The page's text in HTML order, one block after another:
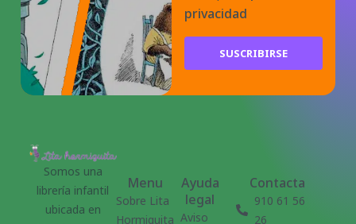
privacidad
SUSCRIBIRSE
Somos una
librería infantil
ubicada en
Menu
Sobre Lita
Hormiguita
Ayuda
legal
Aviso
Contacta
910 61 56
26